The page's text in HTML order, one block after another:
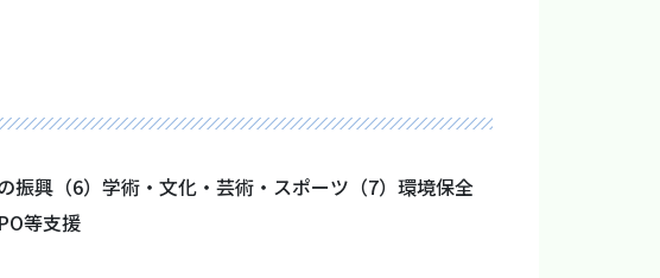
振興（6）学術・文化・芸術・スポーツ（7）環境保全
等支援